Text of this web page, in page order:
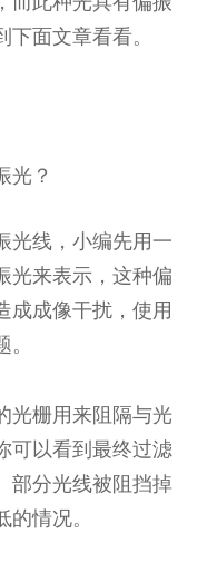
面文章看看。
光？
光线，小编先用一
光来表示，这种偏
成成像干扰，使用
光栅用来阻隔与光
可以看到最终过滤
部分光线被阻挡掉
情况。